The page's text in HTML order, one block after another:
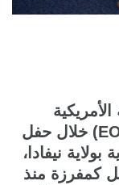
الأمريكية
رسميًا وحدة العمليات التجريبية (EOU) خلال حفل
نيفادا،
تعمل كمفرزة منذ